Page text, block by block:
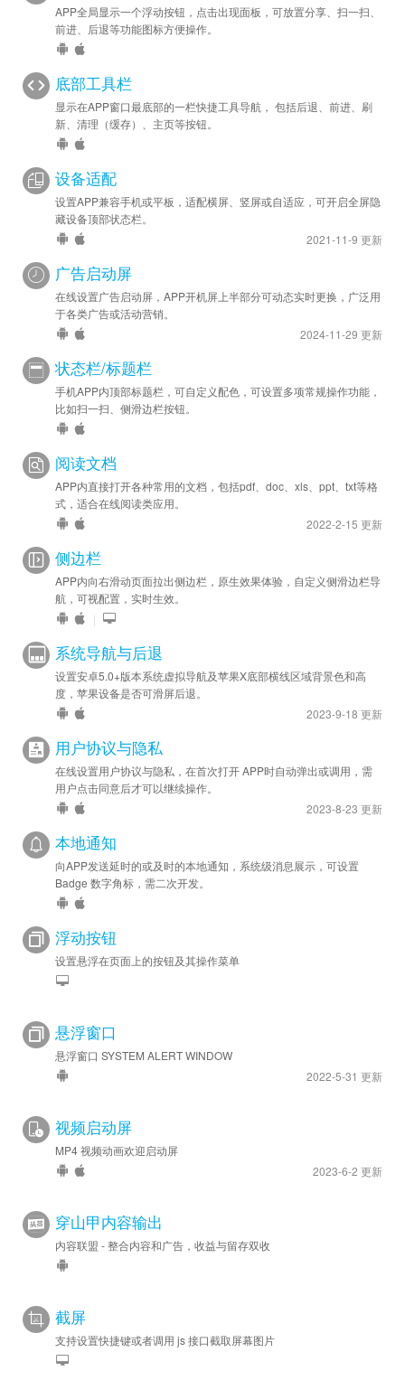
APP全局显示一个浮动按钮，点击出现面板，可放置分享、扫一扫、
前进、后退等功能图标方便操作。
底部工具栏
显示在APP窗口最底部的一栏快捷工具导航， 包括后退、前进、刷
新、清理（缓存）、主页等按钮。
设备适配
设置APP兼容手机或平板，适配横屏、竖屏或自适应，可开启全屏隐
藏设备顶部状态栏。
2021-11-9 更新
广告启动屏
在线设置广告启动屏，APP开机屏上半部分可动态实时更换，广泛用
于各类广告或活动营销。
2024-11-29 更新
状态栏/标题栏
手机APP内顶部标题栏，可自定义配色，可设置多项常规操作功能，
比如扫一扫、侧滑边栏按钮。
阅读文档
APP内直接打开各种常用的文档，包括pdf、doc、xls、ppt、txt等格
式，适合在线阅读类应用。
2022-2-15 更新
侧边栏
APP内向右滑动页面拉出侧边栏，原生效果体验，自定义侧滑边栏导
航，可视配置，实时生效。
|
系统导航与后退
设置安卓5.0+版本系统虚拟导航及苹果X底部横线区域背景色和高
度，苹果设备是否可滑屏后退。
2023-9-18 更新
用户协议与隐私
在线设置用户协议与隐私，在首次打开 APP时自动弹出或调用，需
用户点击同意后才可以继续操作。
2023-8-23 更新
本地通知
向APP发送延时的或及时的本地通知，系统级消息展示，可设置
Badge 数字角标，需二次开发。
浮动按钮
设置悬浮在页面上的按钮及其操作菜单
悬浮窗口
悬浮窗口 SYSTEM ALERT WINDOW
2022-5-31 更新
视频启动屏
MP4 视频动画欢迎启动屏
2023-6-2 更新
穿山甲内容输出
内容联盟 - 整合内容和广告，收益与留存双收
截屏
支持设置快捷键或者调用 js 接口截取屏幕图片